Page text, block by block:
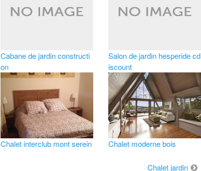
Cabane de jardin constructi
on
Salon de jardin hesperide cd
iscount
Chalet interclub mont serein Chalet moderne bois
Chalet jardin